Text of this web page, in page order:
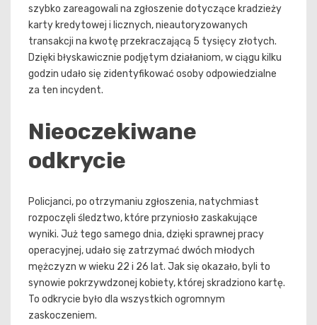
szybko zareagowali na zgłoszenie dotyczące kradzieży
karty kredytowej i licznych, nieautoryzowanych
transakcji na kwotę przekraczającą 5 tysięcy złotych.
Dzięki błyskawicznie podjętym działaniom, w ciągu kilku
godzin udało się zidentyfikować osoby odpowiedzialne
za ten incydent.
Nieoczekiwane
odkrycie
Policjanci, po otrzymaniu zgłoszenia, natychmiast
rozpoczęli śledztwo, które przyniosło zaskakujące
wyniki. Już tego samego dnia, dzięki sprawnej pracy
operacyjnej, udało się zatrzymać dwóch młodych
mężczyzn w wieku 22 i 26 lat. Jak się okazało, byli to
synowie pokrzywdzonej kobiety, której skradziono kartę.
To odkrycie było dla wszystkich ogromnym
zaskoczeniem.